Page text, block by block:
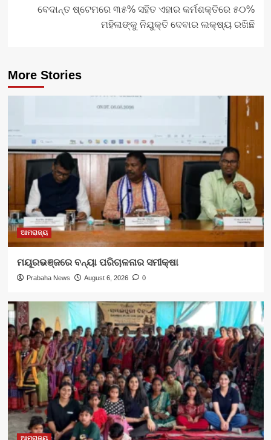
ବେଦାନ୍ତ ଷ୍ଟେମରେ ୩୫% ସହିତ ଏହାର କର୍ମଶକ୍ତିରେ ୫୦%
ମହିଳାଙ୍କୁ ନିଯୁକ୍ତି ଦେବାର ଲକ୍ଷ୍ୟ ରଖିଛି
More Stories
ଆମରାଜ୍ୟ
ମୟୂରଭଞ୍ଜରେ ବନ୍ୟା ପରିଚାଳନାର ସମୀକ୍ଷା
Prabaha News August 6, 2026 0
ଆମରାଜ୍ୟ